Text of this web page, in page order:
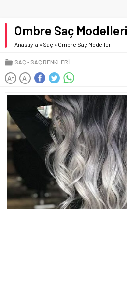
Ombre Saç Modelleri
Anasayfa » Saç » Ombre Saç Modelleri
SAÇ SAÇ RENKLERI
A+ A-